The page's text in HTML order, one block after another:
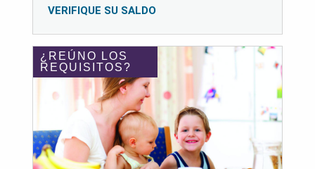
VERIFIQUE SU SALDO
¿REÚNO LOS
REQUISITOS?